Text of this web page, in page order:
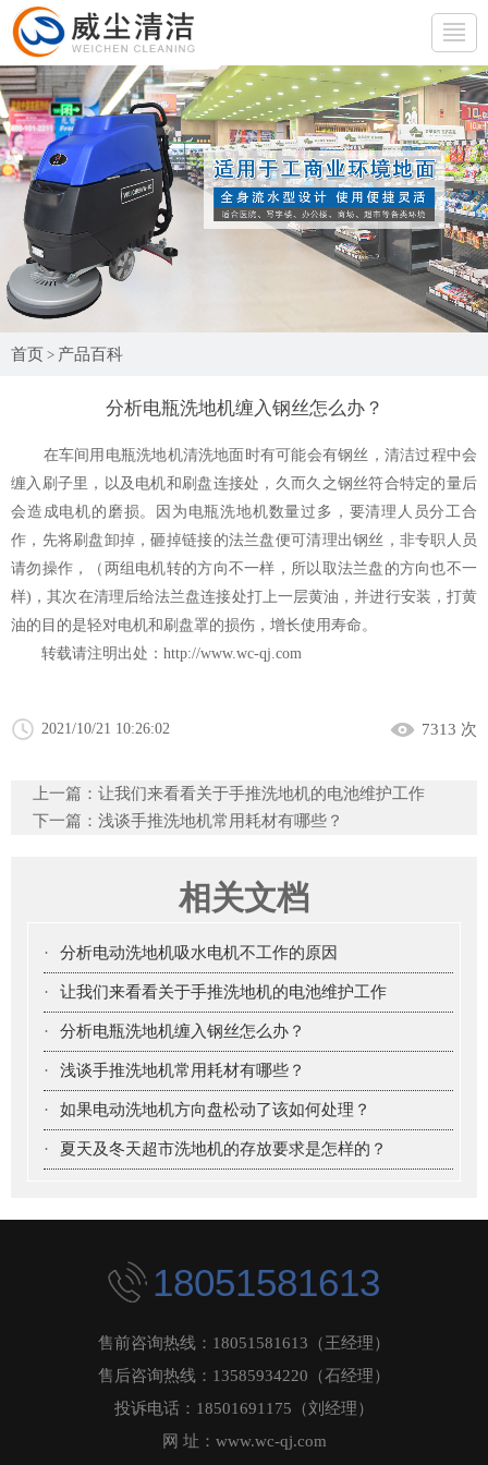
网站首页
产品展示
行业应用
免费试机
首页 > 产品百科
分析电瓶洗地机缠入钢丝怎么办？
在车间用电瓶洗地机清洗地面时有可能会有钢丝，清洁过程中会
缠入刷子里，以及电机和刷盘连接处，久而久之钢丝符合特定的量后
会造成电机的磨损。因为电瓶洗地机数量过多，要清理人员分工合
作，先将刷盘卸掉，砸掉链接的法兰盘便可清理出钢丝，非专职人员
请勿操作，（两组电机转的方向不一样，所以取法兰盘的方向也不一
样)，其次在清理后给法兰盘连接处打上一层黄油，并进行安装，打黄
油的目的是轻对电机和刷盘罩的损伤，增长使用寿命。
转载请注明出处： http://www.wc-qj.com
2021/10/21 10:26:02 7313 次
上一篇： 让我们来看看关于手推洗地机的电池维护工作
下一篇： 浅谈手推洗地机常用耗材有哪些？
相关文档
· 分析电动洗地机吸水电机不工作的原因
· 让我们来看看关于手推洗地机的电池维护工作
· 分析电瓶洗地机缠入钢丝怎么办？
· 浅谈手推洗地机常用耗材有哪些？
· 如果电动洗地机方向盘松动了该如何处理？
· 夏天及冬天超市洗地机的存放要求是怎样的？
18051581613
售前咨询热线：18051581613（王经理）
售后咨询热线：13585934220（石经理）
投诉电话：18501691175（刘经理）
网 址：www.wc-qj.com